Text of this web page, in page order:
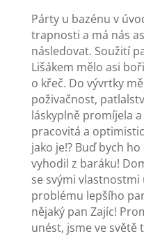
Párty u bazénu v
trapnosti a má nás
následovat. Soužití
Lišákem mělo asi
o křeč. Do vývrtky
poživačnost,
láskyplně promíjela
pracovitá a
jako je!? Buď bych
vyhodil z baráku!
se svými vlastnostmi
problému lepšího
nějaký pan Zajíc!
unést, jsme ve